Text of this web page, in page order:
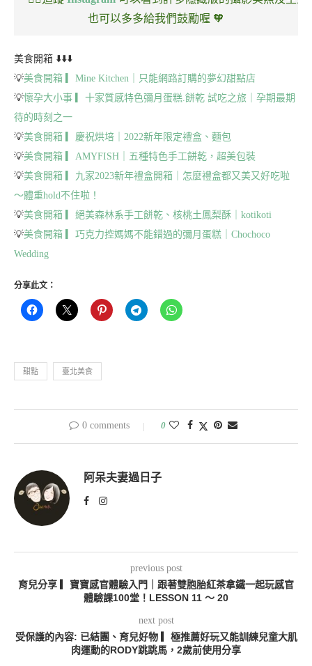
也可以多多給我們鼓勵喔 🧡
美食開箱 ⬇️⬇️⬇️
💡美食開箱 ▎Mine Kitchen｜只能網路訂購的夢幻甜點店
💡懷孕大小事 ▎十家質感特色彌月蛋糕.餅乾 試吃之旅｜孕期最期
待的時刻之一
💡美食開箱 ▎慶祝烘培｜2022新年限定禮盒、麵包
💡美食開箱 ▎AMYFISH｜五種特色手工餅乾，超美包裝
💡美食開箱 ▎九家2023新年禮盒開箱｜怎麼禮盒都又美又好吃啦
～體重hold不住啦！
💡美食開箱 ▎絕美森林系手工餅乾、核桃土鳳梨酥｜kotikoti
💡美食開箱 ▎巧克力控媽媽不能錯過的彌月蛋糕｜Chochoco
Wedding
分享此文：
甜點 臺北美食
0 comments 0
阿呆夫妻過日子
previous post
育兒分享 ▎寶寶感官體驗入門｜跟著雙胞胎紅茶拿鐵一起玩感官
體驗課100堂！LESSON 11 ～ 20
next post
受保護的內容: 已結團、育兒好物 ▎極推薦好玩又能訓練兒童大肌
肉運動的RODY跳跳馬，2歲前使用分享